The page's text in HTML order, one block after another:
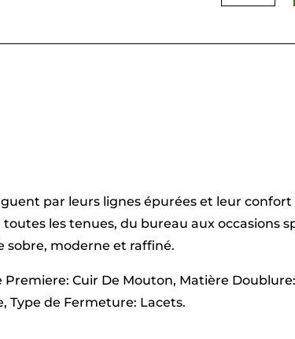
-
par leurs lignes épurées et leur
les tenues, du bureau aux occasions
sobre, moderne et raffiné.
Cuir De Mouton, Matière
Type de Fermeture: Lacets.